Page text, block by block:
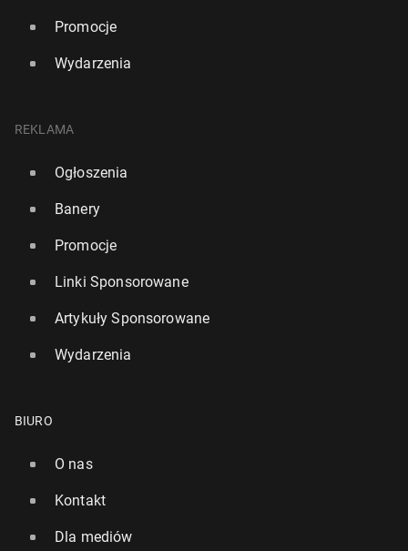
Promocje
Wydarzenia
REKLAMA
Ogłoszenia
Banery
Promocje
Linki Sponsorowane
Artykuły Sponsorowane
Wydarzenia
BIURO
O nas
Kontakt
Dla mediów